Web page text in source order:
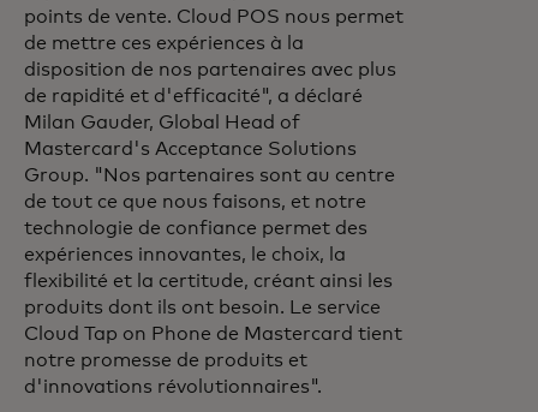
points de vente. Cloud POS nous permet
de mettre ces expériences à la
disposition de nos partenaires avec plus
de rapidité et d'efficacité", a déclaré
Milan Gauder, Global Head of
Mastercard's Acceptance Solutions
Group. "Nos partenaires sont au centre
de tout ce que nous faisons, et notre
technologie de confiance permet des
expériences innovantes, le choix, la
flexibilité et la certitude, créant ainsi les
produits dont ils ont besoin. Le service
Cloud Tap on Phone de Mastercard tient
notre promesse de produits et
d'innovations révolutionnaires".